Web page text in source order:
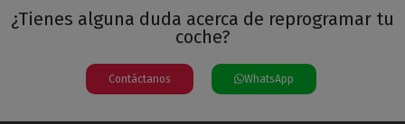
¿Tienes alguna duda acerca de reprogramar tu
coche?
Contáctanos WhatsApp